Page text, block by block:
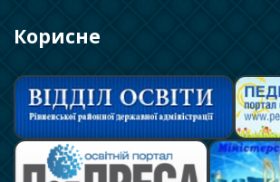
Корисне